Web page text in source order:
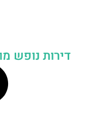
דירות נופש